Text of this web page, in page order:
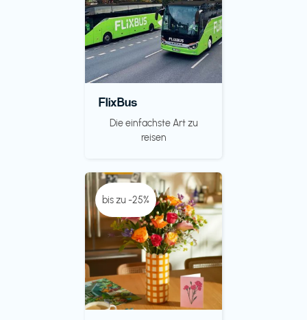
FlixBus
Die einfachste Art zu
reisen
bis zu -25%